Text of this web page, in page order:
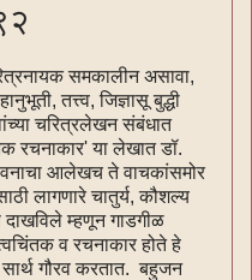
समकालीन असावा,
तत्त्व, जिज्ञासू बुद्धी
चरित्रलेखन संबंधात
रचनाकार' या लेखात डॉ.
आलेखच ते वाचकांसमोर
लागणारे चातुर्य, कौशल्य
दाखविले म्हणून गाडगीळ
व रचनाकार होते हे
गौरव करतात. बहुजन